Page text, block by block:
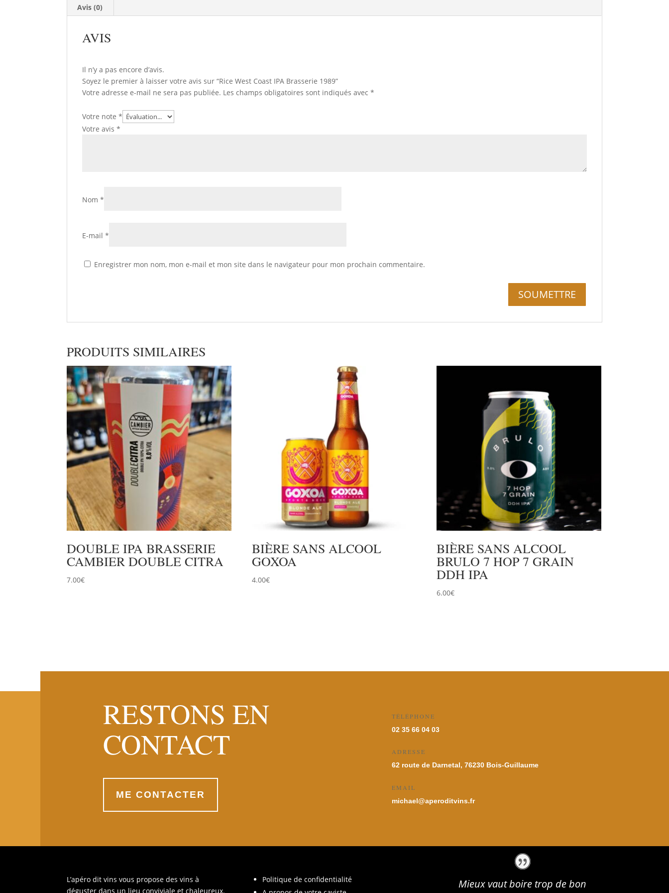
Avis (0)
AVIS
Il n’y a pas encore d’avis.
Soyez le premier à laisser votre avis sur “Rice West Coast IPA Brasserie 1989”
Votre adresse e-mail ne sera pas publiée. Les champs obligatoires sont indiqués avec*
Votre note*
Votre avis*
Nom*
E-mail*
Enregistrer mon nom, mon e-mail et mon site dans le navigateur pour mon prochain commentaire.
PRODUITS SIMILAIRES
DOUBLE IPA BRASSERIE
CAMBIER DOUBLE CITRA
7.00€
BIÈRE SANS ALCOOL
GOXOA
4.00€
BIÈRE SANS ALCOOL
BRULO 7 HOP 7 GRAIN
DDH IPA
6.00€
RESTONS EN
CONTACT
ME CONTACTER
TÉLÉPHONE
02 35 66 04 03
ADRESSE
62 route de Darnetal, 76230 Bois-Guillaume
EMAIL
michael@aperoditvins.fr
L’apéro dit vins vous propose des vins à
déguster dans un lieu conviviale et chaleureux.
Politique de confidentialité
Mieux vaut boire trop de bon